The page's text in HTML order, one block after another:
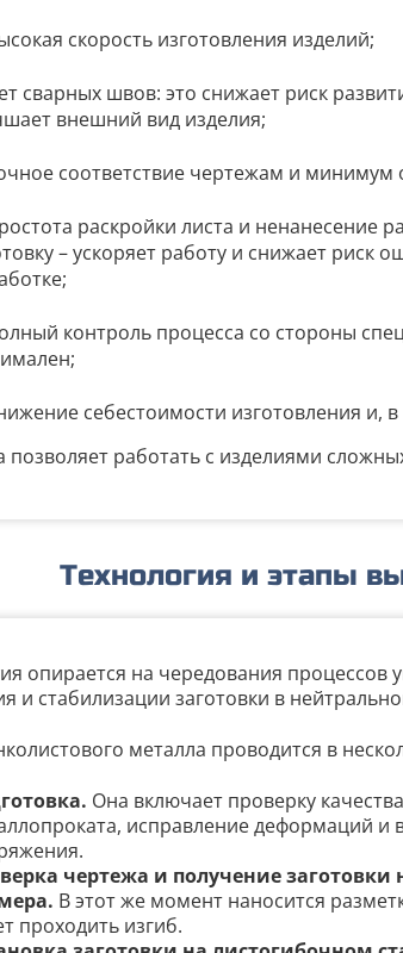
скорость изготовления изделий;
сварных швов: это снижает риск
внешний вид изделия;
соответствие чертежам и минимум
раскройки листа и ненанесение
– ускоряет работу и снижает риск
контроль процесса со стороны
себестоимости изготовления и, в
позволяет работать с изделиями
Технология и этапы
опирается на чередования процессов
и стабилизации заготовки в
металла проводится в
Она включает проверку
исправление деформаций и
чертежа и получение заготовки
В этот же момент наносится
проходить изгиб.